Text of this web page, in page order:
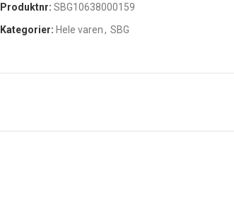
Produktnr: SBG10638000159
Kategorier: Hele varen, SBG